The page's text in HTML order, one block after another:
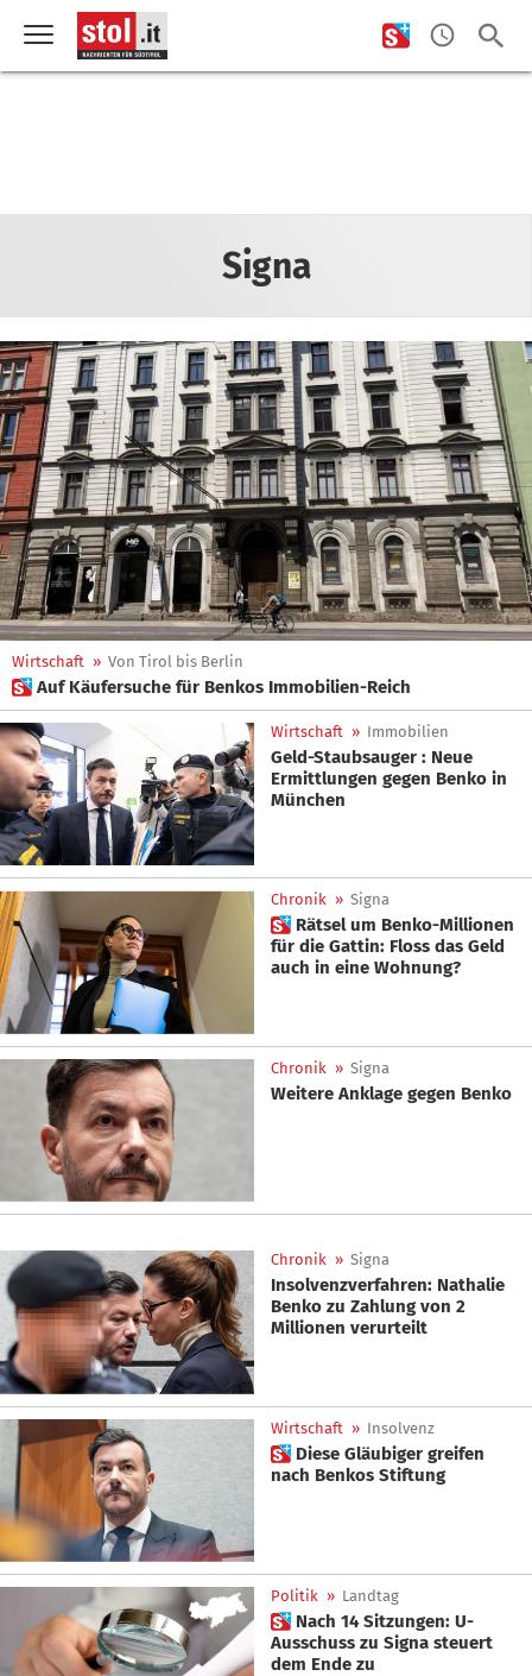
Signa
Wirtschaft » Von Tirol bis Berlin
 Auf Käufersuche für Benkos Immobilien-Reich
Wirtschaft » Immobilien
Geld-Staubsauger : Neue
Ermittlungen gegen Benko in
München
Chronik » Signa
 Rätsel um Benko-Millionen
für die Gattin: Floss das Geld
auch in eine Wohnung?
Chronik » Signa
Weitere Anklage gegen Benko
Chronik » Signa
Insolvenzverfahren: Nathalie
Benko zu Zahlung von 2
Millionen verurteilt
Wirtschaft » Insolvenz
 Diese Gläubiger greifen
nach Benkos Stiftung
Politik » Landtag
 Nach 14 Sitzungen: U-
Ausschuss zu Signa steuert
dem Ende zu